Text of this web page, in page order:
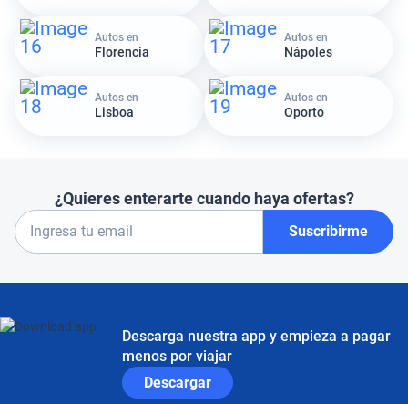
Autos en
Florencia
Autos en
Nápoles
Autos en
Lisboa
Autos en
Oporto
¿Quieres enterarte cuando haya ofertas?
Suscribirme
Descarga nuestra app y empieza a pagar
menos por viajar
Descargar